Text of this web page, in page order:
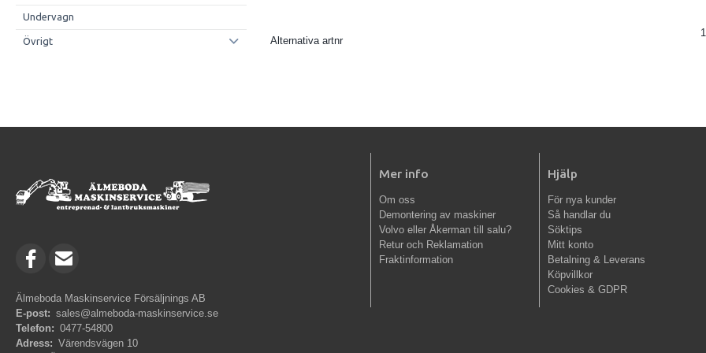
Undervagn
Övrigt Alternativa artnr
Älmeboda Maskinservice Försäljnings AB
E-post: sales@almeboda-maskinservice.se
Telefon: 0477-54800
Adress: Värendsvägen 10
Mer info
Om oss
Demontering av maskiner
Volvo eller Åkerman till salu?
Retur och Reklamation
Fraktinformation
Hjälp
För nya kunder
Så handlar du
Söktips
Mitt konto
Betalning & Leverans
Köpvillkor
Cookies & GDPR